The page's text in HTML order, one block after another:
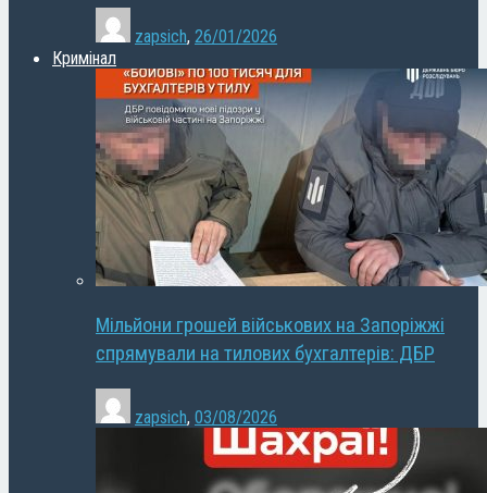
zapsich, 26/01/2026
Кримінал
Мільйони грошей військових на Запоріжжі
спрямували на тилових бухгалтерів: ДБР
zapsich, 03/08/2026